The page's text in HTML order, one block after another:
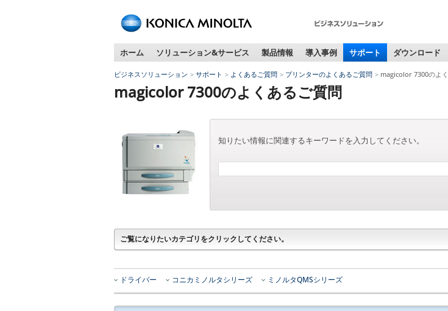
ホーム
ソリューション&サービス 製品情報 導入事例 サポート ダウンロード
ビジネスソリューション サポート よくあるご質問 プリンターのよくあるご質問 magicolor 7300のよ
magicolor 7300のよくあるご質問
知りたい情報に関連するキーワードを入力してください。
ご覧になりたいカテゴリをクリックしてください。
ドライバー コニカミノルタシリーズ ミノルタQMSシリーズ